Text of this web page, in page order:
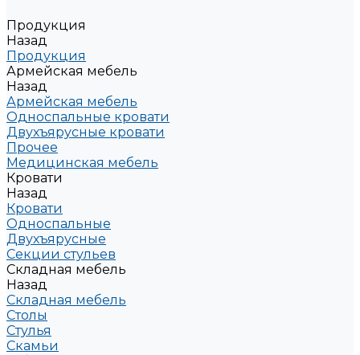
Продукция
Назад
Продукция
Армейская мебель
Назад
Армейская мебель
Односпальные кровати
Двухъярусные кровати
Прочее
Медицинская мебель
Кровати
Назад
Кровати
Односпальные
Двухъярусные
Секции стульев
Складная мебель
Назад
Складная мебель
Столы
Стулья
Скамьи